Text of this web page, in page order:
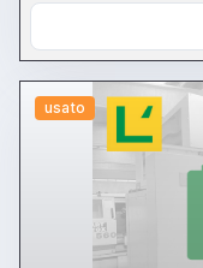
usato